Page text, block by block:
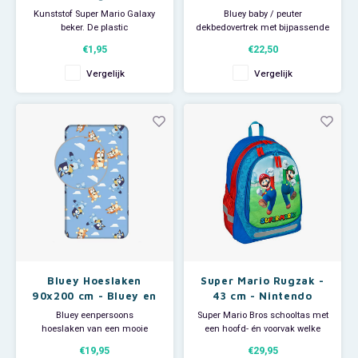
Galaxy
Kunststof Super Mario Galaxy
beker. De plastic
inhoud van 260 ml en is
geschikt voor in de magnetron
Let op: dit artikel is niet geschikt
voor de vaatwasser. Eenvoudig
onder handwarm water.
€1,95
Vergelijk
135 cm
Bluey baby / peuter
dekbedovertrek met bijpassende
dekbedhoes is dubbelzijdig te
gebruiken en zorgt ervoor dat je
kleine schat met een glimlach
in slaap valt. Met een print van
Materiaal: 100 % katoen.
€22,50
Vergelijk
Bluey Hoeslaken
90x200 cm - Bluey en
Bingo
Bluey eenpersoons
hoeslaken van een mooie
€19,95
Super Mario Rugzak -
43 cm - Nintendo
Super Mario Bros schooltas met
een hoofd- én voorvak welke
€29,95